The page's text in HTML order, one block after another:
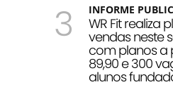
3 INFORME
WR Fit realiza
vendas neste
com planos a
89,90 e 300
alunos